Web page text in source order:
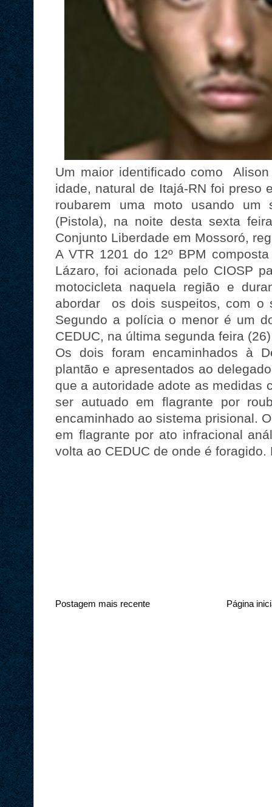
Um maior identificado como
idade, natural de Itajá-RN foi preso
roubarem uma moto usando
(Pistola), na noite desta sexta
Conjunto Liberdade em Mossoró,
A VTR 1201 do 12º BPM
Lázaro, foi acionada pelo CIOSP
motocicleta naquela região e
abordar os dois suspeitos, com o
Segundo a polícia o menor é um
CEDUC, na última segunda feira
Os dois foram encaminhados à
plantão e apresentados ao
que a autoridade adote as medidas
ser autuado em flagrante por
encaminhado ao sistema prisional.
em flagrante por ato infracional
volta ao CEDUC de onde é foragido.
Postagem mais recente Página